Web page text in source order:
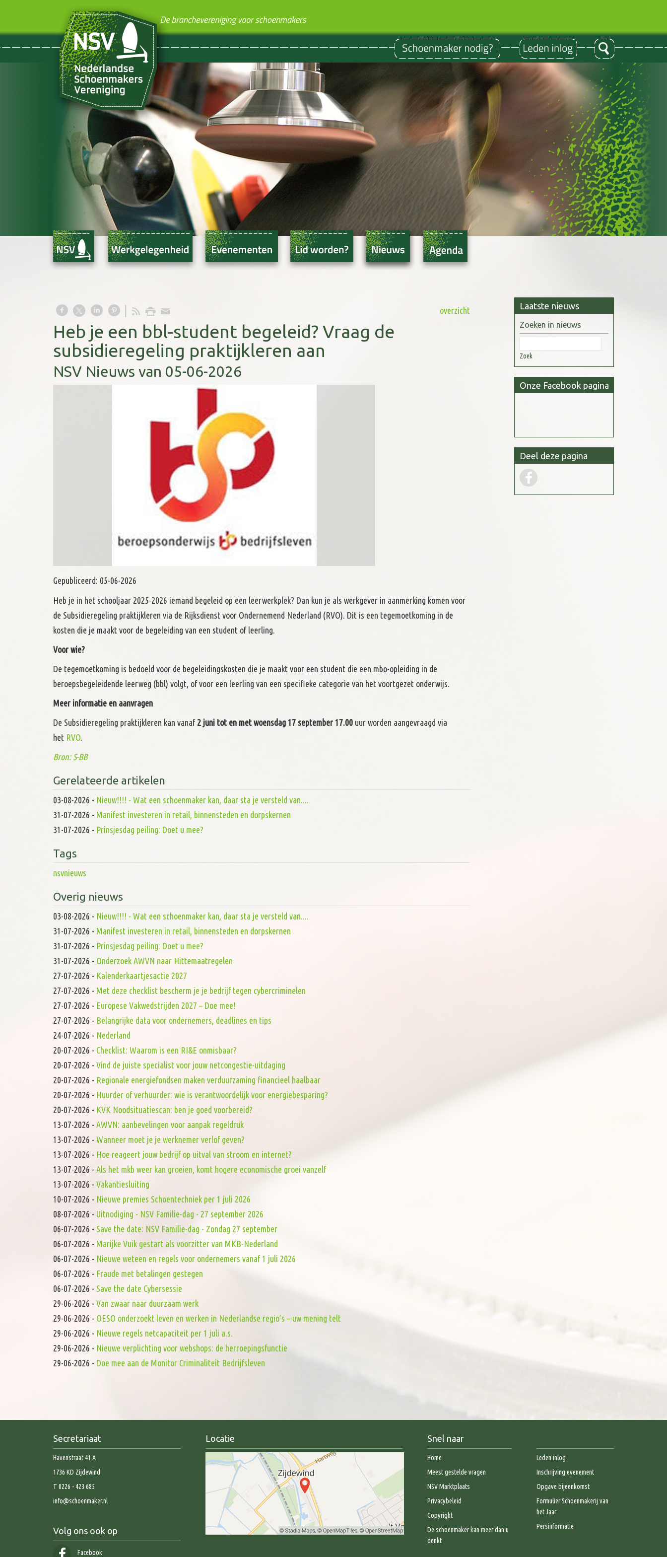
overzicht
Heb je een bbl-student begeleid? Vraag de
subsidieregeling praktijkleren aan
NSV Nieuws van 05-06-2026
Gepubliceerd: 05-06-2026
Heb je in het schooljaar 2025-2026 iemand begeleid op een leerwerkplek? Dan kun je als werkgever in aanmerking komen voor
de Subsidieregeling praktijkleren via de Rijksdienst voor Ondernemend Nederland (RVO). Dit is een tegemoetkoming in de
kosten die je maakt voor de begeleiding van een student of leerling.
Voor wie?
De tegemoetkoming is bedoeld voor de begeleidingskosten die je maakt voor een student die een mbo-opleiding in de
beroepsbegeleidende leerweg (bbl) volgt, of voor een leerling van een specifieke categorie van het voortgezet onderwijs.
Meer informatie en aanvragen
De Subsidieregeling praktijkleren kan vanaf 2 juni tot en met woensdag 17 september 17.00 uur worden aangevraagd via
het RVO.
Bron: S-BB
Gerelateerde artikelen
03-08-2026 - Nieuw!!!! - Wat een schoenmaker kan, daar sta je versteld van....
31-07-2026 - Manifest investeren in retail, binnensteden en dorpskernen
31-07-2026 - Prinsjesdag peiling: Doet u mee?
Tags
nsvnieuws
Overig nieuws
03-08-2026 - Nieuw!!!! - Wat een schoenmaker kan, daar sta je versteld van....
31-07-2026 - Manifest investeren in retail, binnensteden en dorpskernen
31-07-2026 - Prinsjesdag peiling: Doet u mee?
31-07-2026 - Onderzoek AWVN naar Hittemaatregelen
27-07-2026 - Kalenderkaartjesactie 2027
27-07-2026 - Met deze checklist bescherm je je bedrijf tegen cybercriminelen
27-07-2026 - Europese Vakwedstrijden 2027 – Doe mee!
27-07-2026 - Belangrijke data voor ondernemers, deadlines en tips
24-07-2026 - Nederland
20-07-2026 - Checklist: Waarom is een RI&E onmisbaar?
20-07-2026 - Vind de juiste specialist voor jouw netcongestie-uitdaging
20-07-2026 - Regionale energiefondsen maken verduurzaming financieel haalbaar
20-07-2026 - Huurder of verhuurder: wie is verantwoordelijk voor energiebesparing?
20-07-2026 - KVK Noodsituatiescan: ben je goed voorbereid?
13-07-2026 - AWVN: aanbevelingen voor aanpak regeldruk
13-07-2026 - Wanneer moet je je werknemer verlof geven?
13-07-2026 - Hoe reageert jouw bedrijf op uitval van stroom en internet?
13-07-2026 - Als het mkb weer kan groeien, komt hogere economische groei vanzelf
13-07-2026 - Vakantiesluiting
10-07-2026 - Nieuwe premies Schoentechniek per 1 juli 2026
08-07-2026 - Uitnodiging - NSV Familie-dag - 27 september 2026
06-07-2026 - Save the date: NSV Familie-dag - Zondag 27 september
06-07-2026 - Marijke Vuik gestart als voorzitter van MKB-Nederland
06-07-2026 - Nieuwe weteen en regels voor ondernemers vanaf 1 juli 2026
06-07-2026 - Fraude met betalingen gestegen
06-07-2026 - Save the date Cybersessie
29-06-2026 - Van zwaar naar duurzaam werk
29-06-2026 - OESO onderzoekt leven en werken in Nederlandse regio’s – uw mening telt
29-06-2026 - Nieuwe regels netcapaciteit per 1 juli a.s.
29-06-2026 - Nieuwe verplichting voor webshops: de herroepingsfunctie
29-06-2026 - Doe mee aan de Monitor Criminaliteit Bedrijfsleven
Laatste nieuws
Zoeken in nieuws
Zoek
Onze Facebook pagina
Deel deze pagina
Secretariaat
Havenstraat 41 A
1736 KD Zijdewind
T 0226 - 423 685
info@schoenmaker.nl
Volg ons ook op
Facebook
Locatie Snel naar
Home
Meest gestelde vragen
NSV Marktplaats
Privacybeleid
Copyright
De schoenmaker kan meer dan u
denkt
Leden inlog
Inschrijving evenement
Opgave bijeenkomst
Formulier Schoenmakerij van
het Jaar
Persinformatie